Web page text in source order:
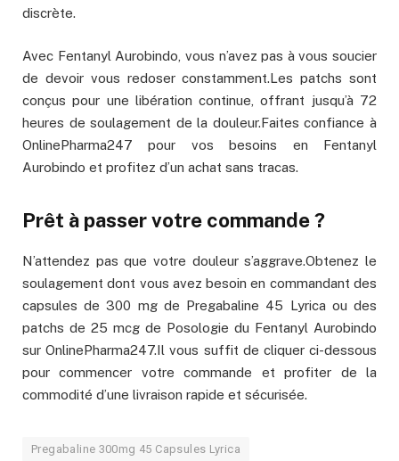
discrète.
Avec Fentanyl Aurobindo, vous n’avez pas à vous soucier
de devoir vous redoser constamment.Les patchs sont
conçus pour une libération continue, offrant jusqu’à 72
heures de soulagement de la douleur.Faites confiance à
OnlinePharma247 pour vos besoins en Fentanyl
Aurobindo et profitez d’un achat sans tracas.
Prêt à passer votre commande ?
N’attendez pas que votre douleur s’aggrave.Obtenez le
soulagement dont vous avez besoin en commandant des
capsules de 300 mg de Pregabaline 45 Lyrica ou des
patchs de 25 mcg de Posologie du Fentanyl Aurobindo
sur OnlinePharma247.Il vous suffit de cliquer ci-dessous
pour commencer votre commande et profiter de la
commodité d’une livraison rapide et sécurisée.
Pregabaline 300mg 45 Capsules Lyrica